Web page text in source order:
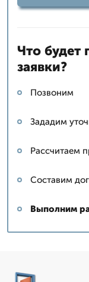
Что будет
заявки?
Позвоним
Зададим
Рассчитаем
Составим
Выполним